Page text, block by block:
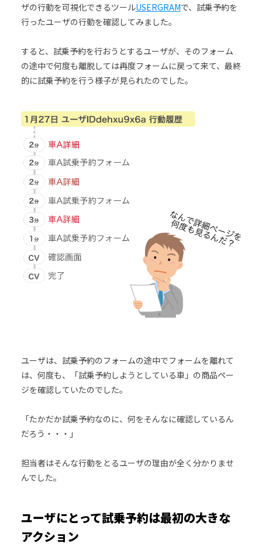
ザの行動を可視化できるツールUSERGRAMで、試乗予約を
行ったユーザの行動を確認してみました。
すると、試乗予約を行おうとするユーザが、そのフォーム
の途中で何度も離脱しては再度フォームに戻って来て、最終
的に試乗予約を行う様子が見られたのでした。
ユーザは、試乗予約のフォームの途中でフォームを離れて
は、何度も、「試乗予約しようとしている車」の商品ペー
ジを確認していたのでした。
「たかだか試乗予約なのに、何をそんなに確認しているん
だろう・・・」
担当者はそんな行動をとるユーザの理由が全く分かりませ
んでした。
ユーザにとって試乗予約は最初の大きな
アクション